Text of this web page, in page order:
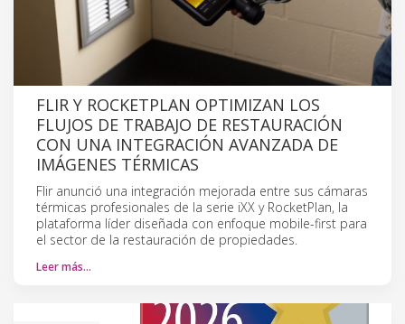
FLIR Y ROCKETPLAN OPTIMIZAN LOS
FLUJOS DE TRABAJO DE RESTAURACIÓN
CON UNA INTEGRACIÓN AVANZADA DE
IMÁGENES TÉRMICAS
Flir anunció una integración mejorada entre sus cámaras
térmicas profesionales de la serie iXX y RocketPlan, la
plataforma líder diseñada con enfoque mobile-first para
el sector de la restauración de propiedades.
Leer más…